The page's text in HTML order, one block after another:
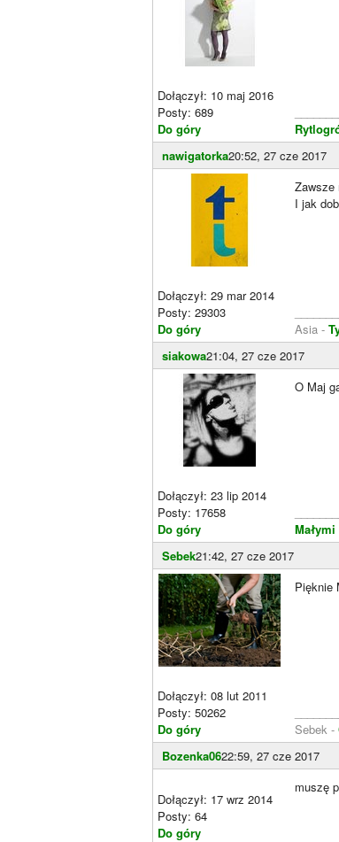
Dołączył: 10 maj 2016
Posty: 689
Do góry
nawigatorka20:52, 27 cze 2017
Dołączył: 29 mar 2014
Posty: 29303
Do góry
Zawsze
I jak
Asia -
siakowa21:04, 27 cze 2017
Dołączył: 23 lip 2014
Posty: 17658
Do góry
O Maj
Sebek21:42, 27 cze 2017
Dołączył: 08 lut 2011
Posty: 50262
Do góry
Pięknie
Sebek -
Bozenka0622:59, 27 cze 2017
Dołączył: 17 wrz 2014
Posty: 64
Do góry
muszę